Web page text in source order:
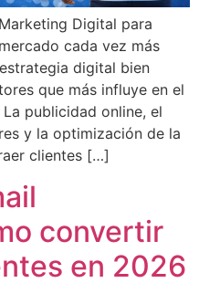
Digital para
cada vez más
digital bien
que más influye en el
publicidad online, el
y la optimización de la
clientes […]
convertir
en 2026